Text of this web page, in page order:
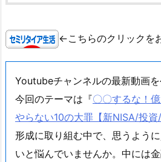
←こちらのクリックを
Youtubeチャンネルの最新動画を
今回のテーマは『〇〇するな！
やらない10の大罪【新NISA/投資/
形成に取り組む中で、思うよう
いと悩んでいませんか。中には